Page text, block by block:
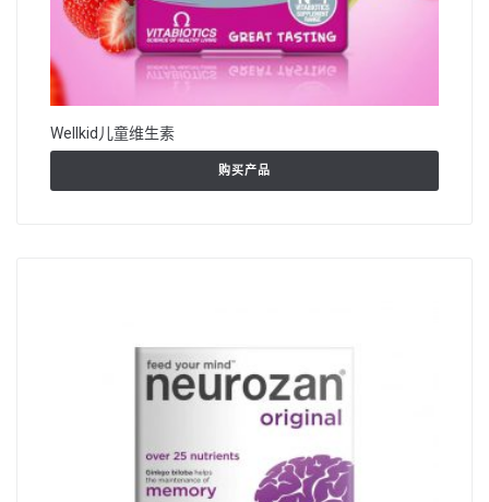
Wellkid儿童维生素
购买产品